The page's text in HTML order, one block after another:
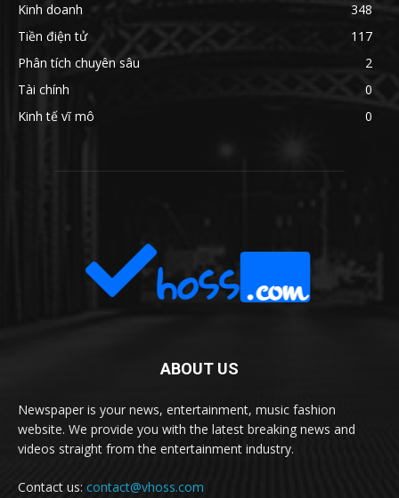
Kinh doanh
348
Tiền điện tử
117
Phân tích chuyên sâu
2
Tài chính
0
Kinh tế vĩ mô
0
ABOUT US
Newspaper is your news, entertainment, music fashion
website. We provide you with the latest breaking news and
videos straight from the entertainment industry.
Contact us: contact@vhoss.com